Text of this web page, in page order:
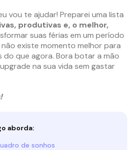
vou te ajudar! Preparei uma lista
produtivas e, o melhor,
suas férias em um período
não existe momento melhor para
que agora. Bora botar a mão
na sua vida sem gastar
aborda:
de sonhos